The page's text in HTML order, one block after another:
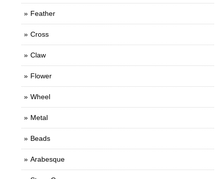
Feather
Cross
Claw
Flower
Wheel
Metal
Beads
Arabesque